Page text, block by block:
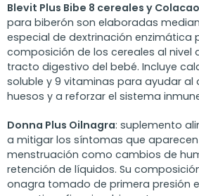
Blevit Plus Bibe 8 cereales y Colacao
para biberón son elaboradas
especial de dextrinación enzimática
composición de los cereales al nivel
tracto digestivo del bebé. Incluye
soluble y 9 vitaminas para ayudar al
huesos y a reforzar el sistema
Donna Plus Oilnagra: suplemento
a mitigar los síntomas que
menstruación como cambios de
retención de líquidos. Su
onagra tomado de primera presión